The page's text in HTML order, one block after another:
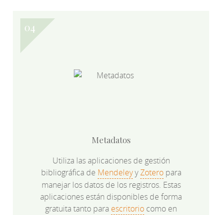
Metadatos
Utiliza las aplicaciones de gestión
bibliográfica de MendeleyyZoteropara
manejar los datos de los registros. Estas
aplicaciones están disponibles de forma
gratuita tanto para escritorio como en